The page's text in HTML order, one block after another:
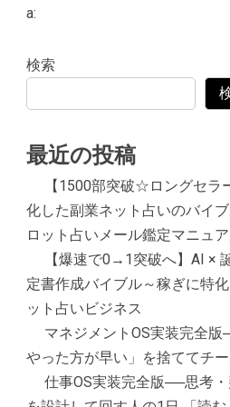
a:
検索
最近の投稿
【1500部突破☆ロングセラ
化した副業ネット占いのバイ
ロット占いメール鑑定マニュ
【爆速で0→1突破へ】AI ×
定書作成バイブル～稼ぎに特
ット占いビジネス
マネジメントOS実装完全
やった方が早い」を捨ててチ
仕事OS実装完全版──思考